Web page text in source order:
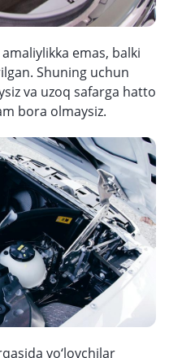
emas, balki
Shuning uchun
va uzoq safarga hatto
bora olmaysiz.
yo‘lovchilar